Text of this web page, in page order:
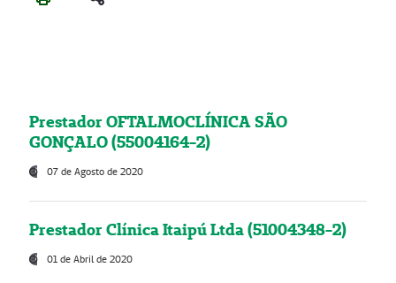
Prestador OFTALMOCLÍNICA SÃO
GONÇALO (55004164-2)
07 de Agosto de 2020
Prestador Clínica Itaipú Ltda (51004348-2)
01 de Abril de 2020